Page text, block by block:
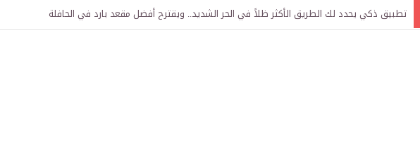
تركيا وسوريا توقعان اتفاقية لإنشاء “الجامعة السورية التركية” في دمشق.. منح دراسية واعتراف بالشهادات